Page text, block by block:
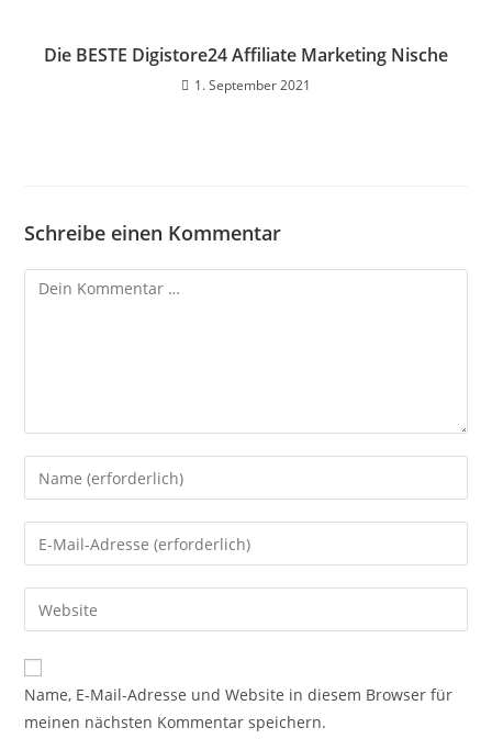
Die BESTE Digistore24 Affiliate Marketing Nische
1. September 2021
Schreibe einen Kommentar
Kommentar
Gib
deinen
Namen
oder
zum
Kommentieren
ein
Gib
deine
E-
Mail-
zum
Kommentieren
ein
Gib
deine
Website-
URL
Name, E-Mail-Adresse und Website in diesem Browser für
meinen nächsten Kommentar speichern.